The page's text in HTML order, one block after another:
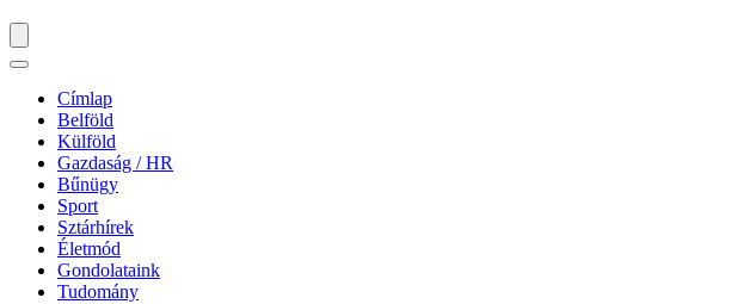
Címlap
Belföld
Külföld
Gazdaság / HR
Bűnügy
Sport
Sztárhírek
Életmód
Gondolataink
Tudomány